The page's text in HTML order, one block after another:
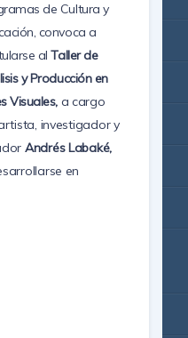
de Cultura y
ón, convoca a
alTaller de
lisis y Producción en
Visuales, a cargo
investigador y
Andrés Labaké,
en